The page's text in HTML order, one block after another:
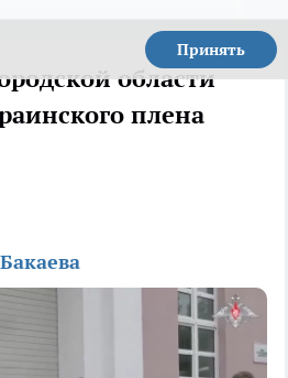
Принять
области
плена